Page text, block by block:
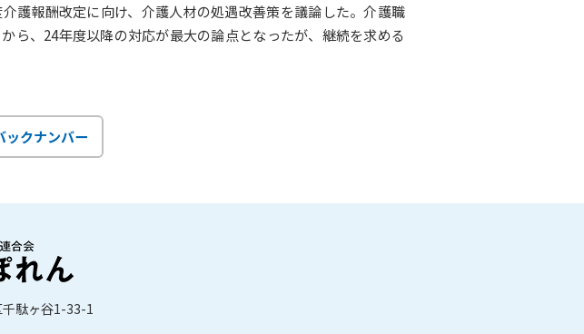
護報酬改定に向け、介護人材の処遇改善策を議論した。介護職
ら、24年度以降の対応が最大の論点となったが、継続を求める
ックナンバー
駄ヶ谷1-33-1